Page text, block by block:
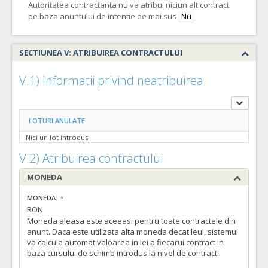
7. Proteza vasculara impregnata cu argint, ultrasubtire suport radial (ranforsata)
Cant min si max este specificata in caietul de sarcini, al prezentei documentatii.
COD CPV: 33184200-5 Proteze vasculare (Rev.2)
TVA:
21.524,00 - 430.480,00 Leu
COD CPV: 33184200-5 Proteze vasculare (Rev.2)
VALOAREA ESTIMATA FARA
TVA:
2.114,00 - 211.400,00 Leu
10. Proteza vasculara Arc Aortic 4 ramuri tesuta
COD CPV: 33184200-5 Proteze vasculare (Rev.2)
VALOAREA ESTIMATA FARA
TVA:
ATRIBUIT
Autoritatea contractanta nu va atribui niciun alt contract
pe baza anuntului de intentie de mai sus Nu
SECTIUNEA V: ATRIBUIREA CONTRACTULUI
V.1) Informatii privind neatribuirea
LOTURI ANULATE
Nici un lot introdus
V.2) Atribuirea contractului
MONEDA
MONEDA:
RON
Moneda aleasa este aceeasi pentru toate contractele din
anunt. Daca este utilizata alta moneda decat leul, sistemul
va calcula automat valoarea in lei a fiecarui contract in
baza cursului de schimb introdus la nivel de contract.